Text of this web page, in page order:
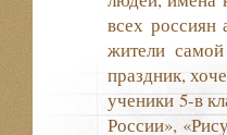
всех
жители
праздник,
ученики 5-в
России»,